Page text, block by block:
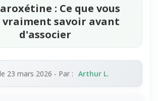
: Ce que vous
vraiment savoir avant
d'associer
23 mars 2026 - Par : Arthur L.